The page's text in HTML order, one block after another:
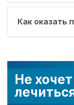
Не хочет
Как оказать